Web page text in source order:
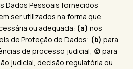
Dados Pessoais fornecidos
ser utilizados na forma que
ou adequada: (a) nos
de Proteção de Dados; (b) para
de processo judicial; (c) para
judicial, decisão regulatória ou